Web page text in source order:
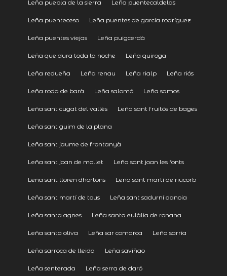
Leña puebla de la sierra Leña puentecaldelas
Leña puenteceso Leña puentes de garcía rodríguez
Leña puentes viejas Leña puigcerdà
Leña que dura toda la noche Leña quiroga
Leña redueña Leña renau Leña rialp Leña riós
Leña roda de barà Leña salomó Leña samos
Leña sant cugat del vallès Leña sant fruitós de bages
Leña sant guim de la plana
Leña sant jaume de frontanyà
Leña sant joan de mollet Leña sant joan les fonts
Leña sant lloren dhortons Leña sant martí de riucorb
Leña sant martí de tous Leña sant sadurní danoia
Leña santa agnes Leña santa eulàlia de ronana
Leña santa oliva Leña sar comarca Leña sarria
Leña sarroca de lleida Leña saviñao
Leña senterada Leña serra de daró